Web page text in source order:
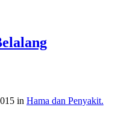
in Hama dan Penyakit.